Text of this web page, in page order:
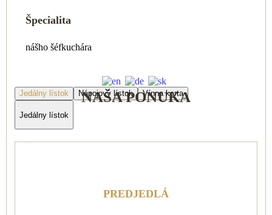
Špecialita
nášho šéfkuchára
NAŠA PONUKA
Jedálny lístok Nápojový lístok Vínna karta
Jedálny lístok
PREDJEDLÁ